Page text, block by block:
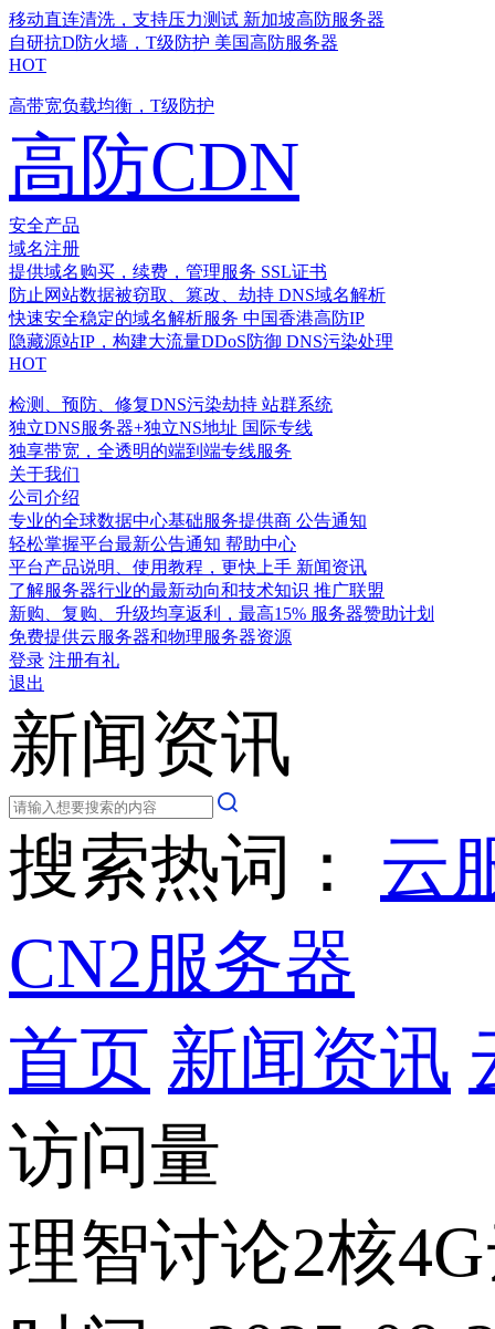
移动直连清洗，支持压力测试 新加坡高防服务器
自研抗D防火墙，T级防护 美国高防服务器
HOT
高带宽负载均衡，T级防护
高防CDN
安全产品
域名注册
提供域名购买，续费，管理服务 SSL证书
防止网站数据被窃取、篡改、劫持 DNS域名解析
快速安全稳定的域名解析服务 中国香港高防IP
隐藏源站IP，构建大流量DDoS防御 DNS污染处理
HOT
检测、预防、修复DNS污染劫持 站群系统
独立DNS服务器+独立NS地址 国际专线
独享带宽，全透明的端到端专线服务
关于我们
公司介绍
专业的全球数据中心基础服务提供商 公告通知
轻松掌握平台最新公告通知 帮助中心
平台产品说明、使用教程，更快上手 新闻资讯
了解服务器行业的最新动向和技术知识 推广联盟
新购、复购、升级均享返利，最高15% 服务器赞助计划
免费提供云服务器和物理服务器资源
登录 注册有礼
退出
新闻资讯
搜索热词： 云
CN2服务器
首页 新闻资讯
访问量
理智讨论2核